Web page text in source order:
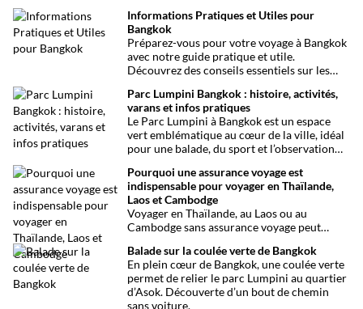
centre-ville.
Informations Pratiques et Utiles pour
Bangkok
Préparez-vous pour votre voyage à Bangkok
avec notre guide pratique et utile.
Découvrez des conseils essentiels sur les
transports et bien plus encore pour rendre
votre séjour aussi facile que possible.
Parc Lumpini Bangkok : histoire, activités,
varans et infos pratiques
Le Parc Lumpini à Bangkok est un espace
vert emblématique au cœur de la ville, idéal
pour une balade, du sport et l’observation
Pourquoi une assurance voyage est
indispensable pour voyager en Thaïlande,
Laos et Cambodge
Voyager en Thaïlande, au Laos ou au
Cambodge sans assurance voyage peut
maladies ou perte de bagages sont des
imprévus fréquents en Asie du Sud-Est.
Découvrez pourquoi une assurance voyage
est essentielle pour garantir votre sécurité
Balade sur la coulée verte de Bangkok
En plein cœur de Bangkok, une coulée verte
permet de relier le parc Lumpini au quartier
d’Asok. Découverte d’un bout de chemin
sans voiture.